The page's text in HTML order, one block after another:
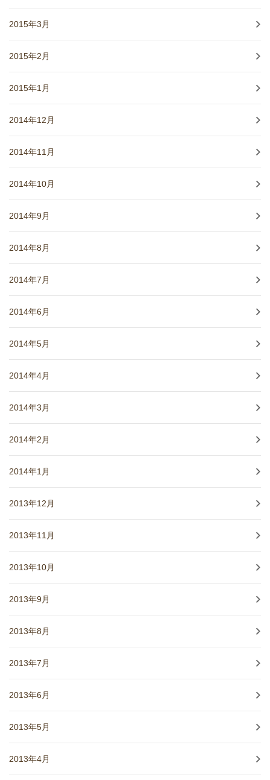
2015年3月
2015年2月
2015年1月
2014年12月
2014年11月
2014年10月
2014年9月
2014年8月
2014年7月
2014年6月
2014年5月
2014年4月
2014年3月
2014年2月
2014年1月
2013年12月
2013年11月
2013年10月
2013年9月
2013年8月
2013年7月
2013年6月
2013年5月
2013年4月